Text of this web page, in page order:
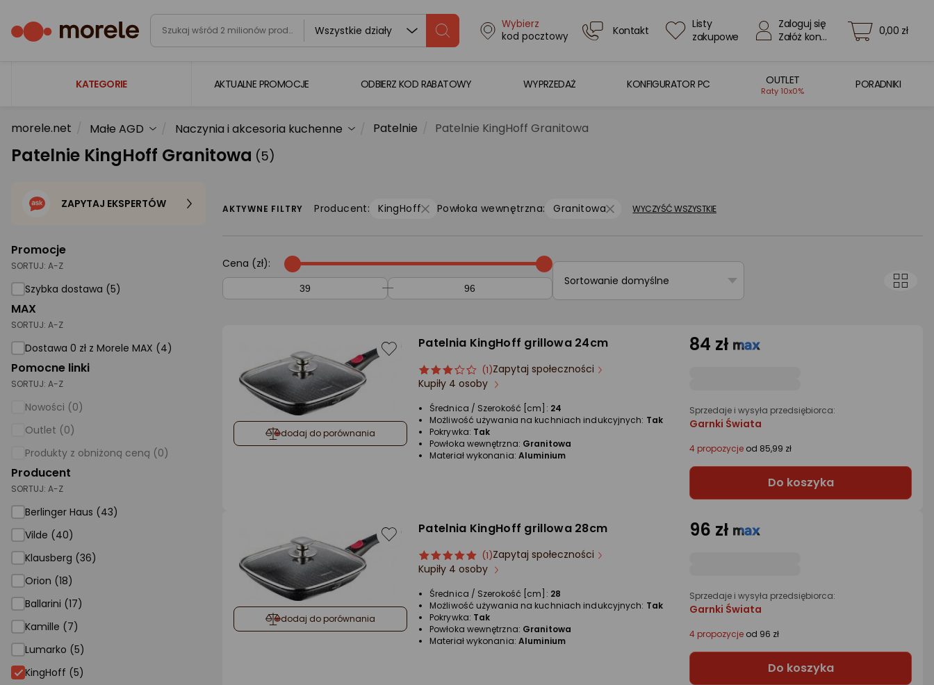
Wszystkie działy
Wybierz
kod pocztowy
Kontakt
Listy
zakupowe
Zaloguj się
Załóż konto
0,00 zł
KATEGORIE
Laptopy
Komputery
Gaming
Telewizory i audio
Foto i kamery
AGD duże
Dom i ogród
Biuro i firma
Sport i turystyka
Zabawki i dziecko
Supermarket
Strefa marek
AKTUALNE PROMOCJE ODBIERZ KOD RABATOWY WYPRZEDAŻ KONFIGURATOR PC OUTLET
Raty 10x0%
PORADNIKI
morele.net Małe AGD Naczynia i akcesoria kuchenne Patelnie Patelnie KingHoff Granitowa
Patelnie KingHoff Granitowa (5)
Promocje
SORTUJ: A-Z
Szybka dostawa (5)
MAX
SORTUJ: A-Z
Dostawa 0 zł z Morele MAX (4)
Pomocne linki
SORTUJ: A-Z
Nowości (0)
Outlet (0)
Produkty z obniżoną ceną (0)
Producent
SORTUJ: A-Z
Berlinger Haus (43)
Vilde (40)
Klausberg (36)
Orion (18)
Ballarini (17)
Kamille (7)
Lumarko (5)
KingHoff
KingHoff (5)
ZAPYTAJ EKSPERTÓW AKTYWNE FILTRY Producent: KingHoff Powłoka wewnętrzna: Granitowa WYCZYŚĆ WSZYSTKIE
Cena (zł):
Sortowanie domyślne
dodaj do porównania
Patelnia KingHoff grillowa 24cm
ocena
produktu
gwiazdki
Ocena
produktu
(1)Zapytaj społeczności
Kupiły 4 osoby
Średnica / Szerokość [cm]: 24
Możliwość używania na kuchniach indukcyjnych: Tak
Pokrywka: Tak
Powłoka wewnętrzna: Granitowa
Materiał wykonania: Aluminium
84 zł
Sprzedaje i wysyła przedsiębiorca:
Garnki Świata
4 propozycje od 85,99 zł
Do koszyka
dodaj do porównania
Patelnia KingHoff grillowa 28cm
ocena
produktu
gwiazdki
Ocena
produktu
(1)Zapytaj społeczności
Kupiły 4 osoby
Średnica / Szerokość [cm]: 28
Możliwość używania na kuchniach indukcyjnych: Tak
Pokrywka: Tak
Powłoka wewnętrzna: Granitowa
Materiał wykonania: Aluminium
96 zł
Sprzedaje i wysyła przedsiębiorca:
Garnki Świata
4 propozycje od 96 zł
Do koszyka